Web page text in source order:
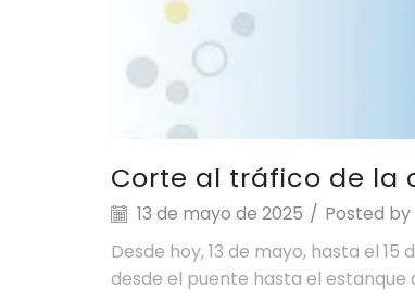
Corte al tráfico de la
13 de mayo de 2025 / Posted by
Desde hoy, 13 de mayo, hasta el
desde el puente hasta el estanque